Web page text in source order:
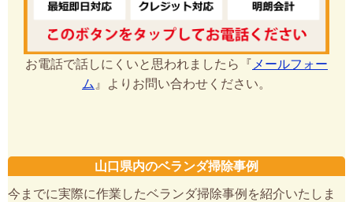
お電話で話しにくいと思われましたら『 メールフォー
ム』よりお問い合わせください。
山口県内のベランダ掃除事例
今までに実際に作業したベランダ掃除事例を紹介いたしま